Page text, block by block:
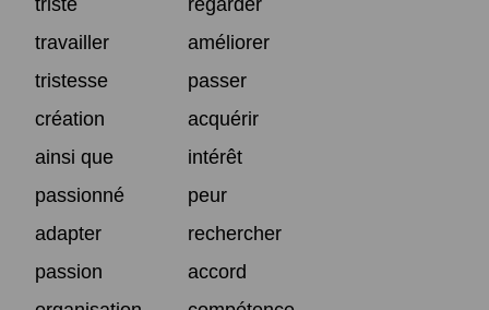
triste
regarder
travailler
améliorer
tristesse
passer
création
acquérir
ainsi que
intérêt
passionné
peur
adapter
rechercher
passion
accord